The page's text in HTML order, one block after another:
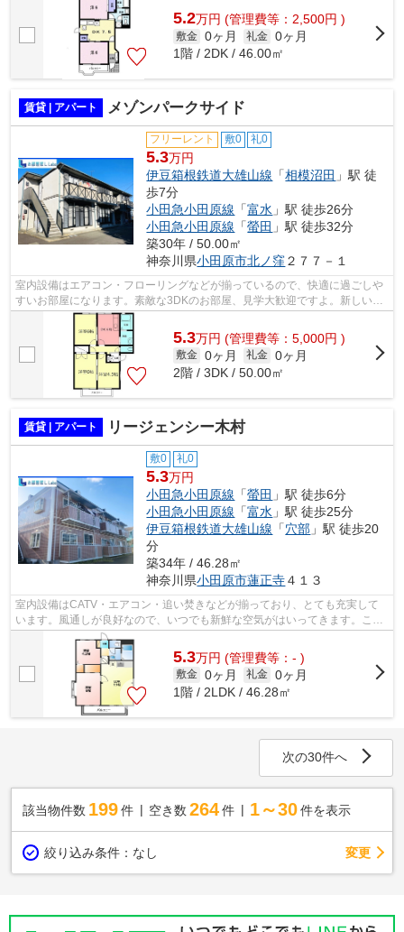
5.2万円 (管理費等：2,500円 )
敷金 0ヶ月 礼金 0ヶ月
1階 / 2DK / 46.00㎡
賃貸 | アパート メゾンパークサイド
フリーレント 敷0 礼0
5.3万円
伊豆箱根鉄道大雄山線 「相模沼田 」駅 徒
歩7分
小田急小田原線 「富水 」駅 徒歩26分
小田急小田原線 「螢田 」駅 徒歩32分
築30年 / 50.00㎡
神奈川県小田原市北ノ窪２７７－１
室内設備はエアコン・フローリングなどが揃っているので、快適に過ごしや
すいお部屋になります。素敵な3DKのお部屋、見学大歓迎ですよ。新しい
日々を送るにふさわしい、きれいな室内で...
5.3万円 (管理費等：5,000円 )
敷金 0ヶ月 礼金 0ヶ月
2階 / 3DK / 50.00㎡
賃貸 | アパート リージェンシー木村
敷0 礼0
5.3万円
小田急小田原線 「螢田 」駅 徒歩6分
小田急小田原線 「富水 」駅 徒歩25分
伊豆箱根鉄道大雄山線 「穴部 」駅 徒歩20
分
築34年 / 46.28㎡
神奈川県小田原市蓮正寺４１３
室内設備はCATV・エアコン・追い焚きなどが揃っており、とても充実して
います。風通しが良好なので、いつでも新鮮な空気がはいってきます。この
物件はバルコニー付きで、用途に合わせ...
5.3万円 (管理費等：- )
敷金 0ヶ月 礼金 0ヶ月
1階 / 2LDK / 46.28㎡
次の30件へ
該当物件数 199件 空き数 264 件 1～30 件を表示
絞り込み条件： なし 変更